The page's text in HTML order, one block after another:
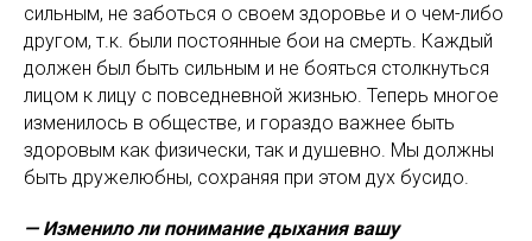
сильным, не заботься о своем здоровье и о чем-либо
другом, т.к. были постоянные бои на смерть. Каждый
должен был быть сильным и не бояться столкнуться
лицом к лицу с повседневной жизнью. Теперь многое
изменилось в обществе, и гораздо важнее быть
здоровым как физически, так и душевно. Мы должны
быть дружелюбны, сохраняя при этом дух бусидо.
— Изменило ли понимание дыхания вашу